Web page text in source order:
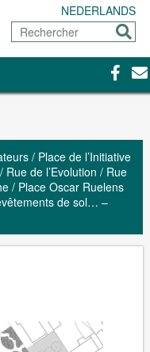
NEDERLANDS
Rechercher
/ Place de l’Initiative
de l’Evolution / Rue
/ Place Oscar Ruelens
de sol… –